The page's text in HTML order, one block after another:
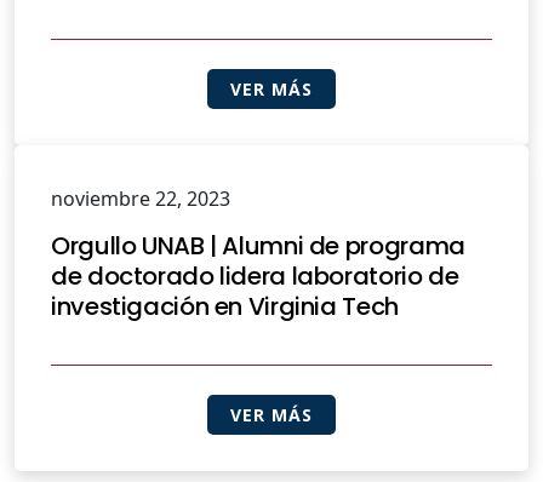
VER MÁS
noviembre 22, 2023
Orgullo UNAB | Alumni de programa
de doctorado lidera laboratorio de
investigación en Virginia Tech
VER MÁS